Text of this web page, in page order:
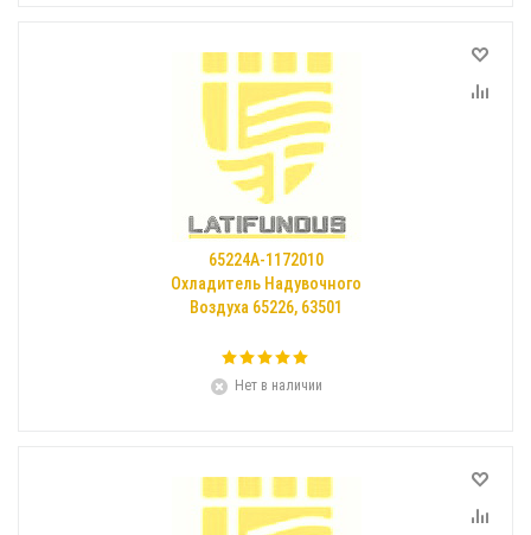
65224А-1172010
Охладитель Надувочного
Воздуха 65226, 63501
Нет в наличии